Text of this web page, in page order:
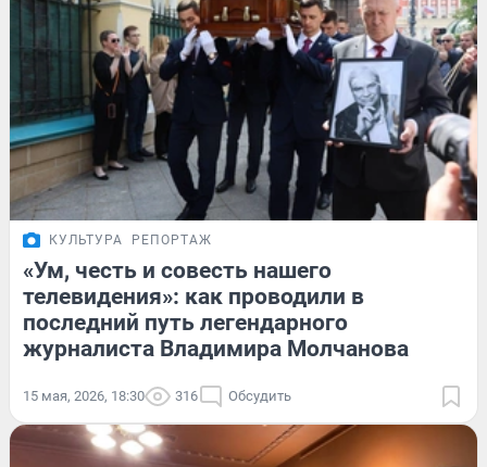
КУЛЬТУРА РЕПОРТАЖ
«Ум, честь и совесть нашего
телевидения»: как проводили в
последний путь легендарного
журналиста Владимира Молчанова
15 мая, 2026, 18:30 316 Обсудить